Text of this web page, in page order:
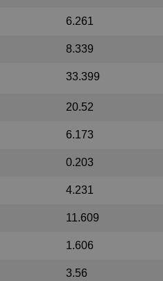
6.261
8.339
33.399
20.52
6.173
0.203
4.231
11.609
1.606
3.56